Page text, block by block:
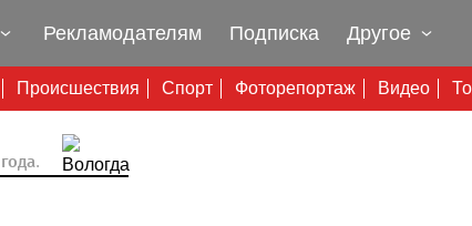
Происшествия Спорт Фоторепортаж Видео
Рекламодателям Подписка Другое